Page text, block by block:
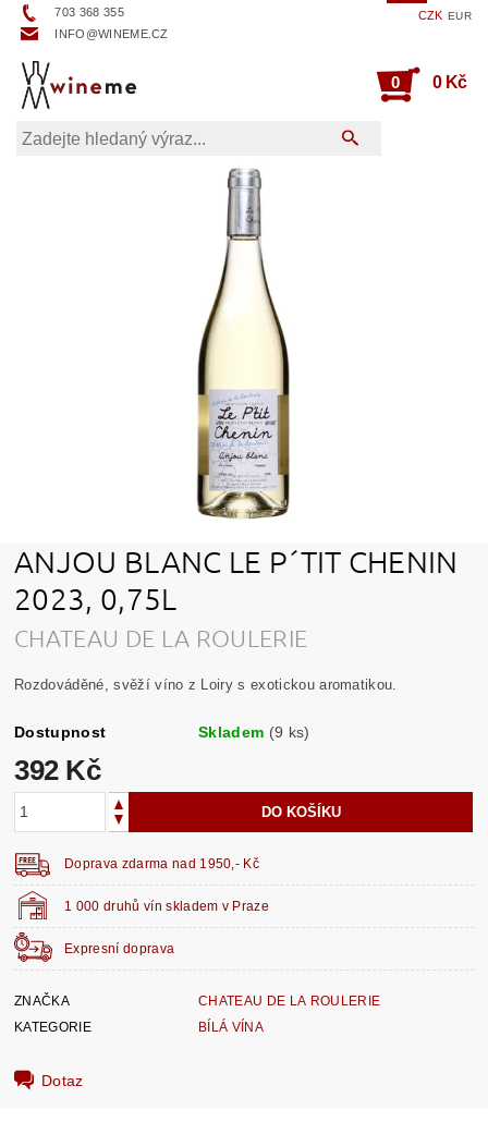
703 368 355
INFO@WINEME.CZ
CZK EUR
0 0 Kč
ANJOU BLANC LE P´TIT CHENIN
2023, 0,75L
CHATEAU DE LA ROULERIE
Rozdováděné, svěží víno z Loiry s exotickou aromatikou.
Dostupnost Skladem (9 ks)
392 Kč
1 000 druhů vín skladem v Praze
Expresní doprava
Doprava zdarma nad 1950,- Kč
ZNAČKA
CHATEAU DE LA ROULERIE
KATEGORIE
BÍLÁ VÍNA
Dotaz